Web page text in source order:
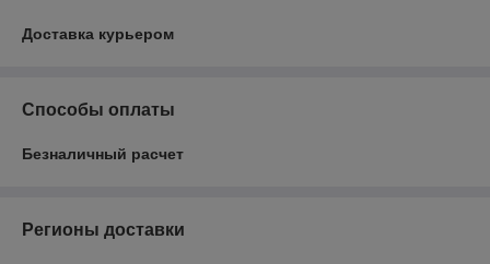
Доставка курьером
Способы оплаты
Безналичный расчет
Регионы доставки